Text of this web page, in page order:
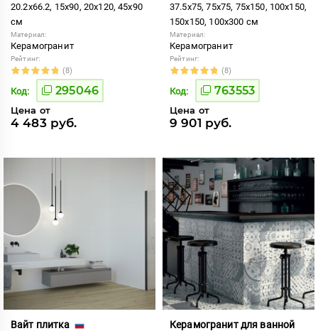
20.2x66.2, 15x90, 20x120, 45x90
см
Материал:
Керамогранит
Рейтинг:
(8)
Код: 295046
Цена от
4 483 руб.
37.5x75, 75x75, 75x150, 100x150,
150x150, 100x300 см
Материал:
Керамогранит
Рейтинг:
(8)
Код: 763553
Цена от
9 901 руб.
Вайт плитка
Керамогранит для ванной